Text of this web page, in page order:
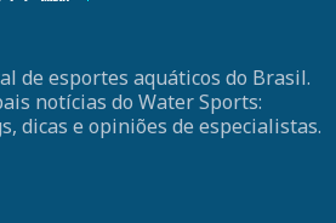
de esportes aquáticos do Brasil.
notícias do Water Sports:
dicas e opiniões de especialistas.